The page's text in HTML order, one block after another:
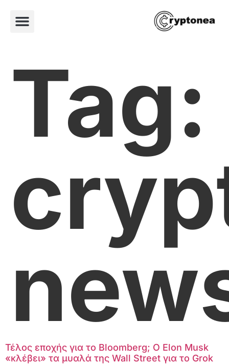
Tag:
Τέλος εποχής για το Bloomberg; Ο Elon Musk
«κλέβει» τα μυαλά της Wall Street για το Grok